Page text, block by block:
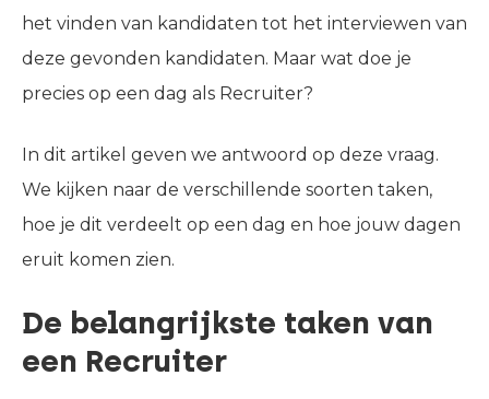
het vinden van kandidaten tot het interviewen van
deze gevonden kandidaten. Maar wat doe je
precies op een dag als Recruiter?
In dit artikel geven we antwoord op deze vraag.
We kijken naar de verschillende soorten taken,
hoe je dit verdeelt op een dag en hoe jouw dagen
eruit komen zien.
De belangrijkste taken van
een Recruiter